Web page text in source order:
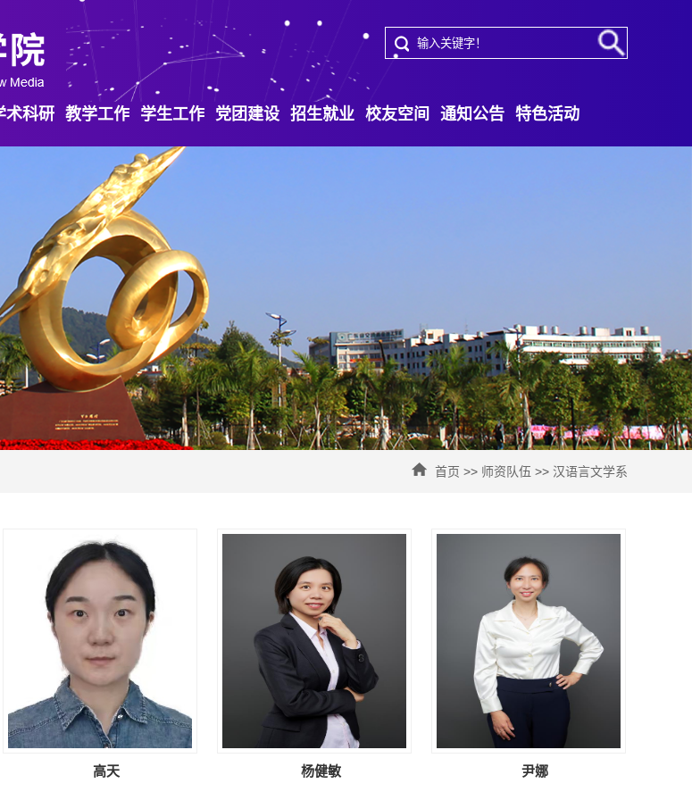
术科研 教学工作 学生工作 党团建设 招生就业 校友空间 通知公告 特色活动
首页 >> 师资队伍 >> 汉语言文学系
高天 杨健敏 尹娜